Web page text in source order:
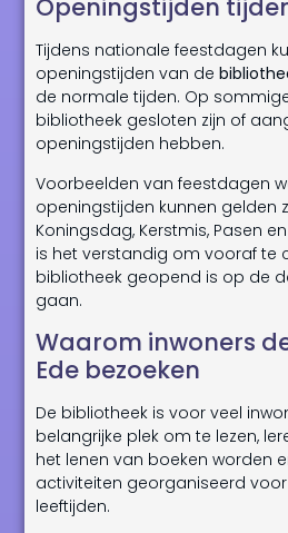
Openingstijden
Tijdens nationale feestdagen
openingstijden van de
de normale tijden. Op
bibliotheek gesloten zijn of
openingstijden hebben.
Voorbeelden van feestdagen
openingstijden kunnen gelden
Koningsdag, Kerstmis, Pasen
is het verstandig om vooraf te
bibliotheek geopend is op de
gaan.
Waarom inwoners
Ede bezoeken
De bibliotheek is voor veel
belangrijke plek om te lezen,
het lenen van boeken worden
activiteiten georganiseerd
leeftijden.